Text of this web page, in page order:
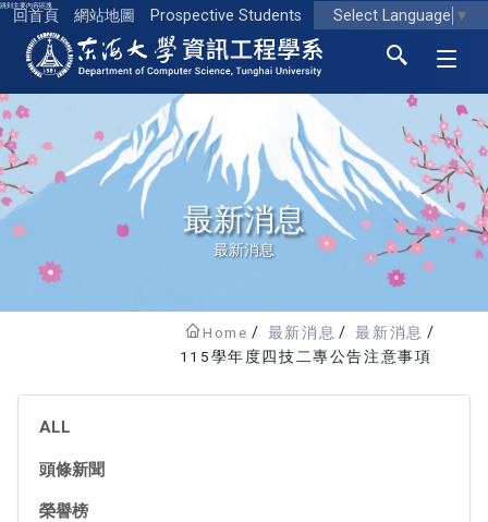
跳到主要內容區塊
回首頁 網站地圖 Prospective Students Select Language ▼
東海大學logo
最新消息
最新消息
Home 最新消息
最新消息
115學年度四技二專公告注意事項
ALL
頭條新聞
榮譽榜